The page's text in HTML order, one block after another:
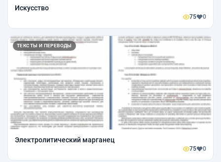
Искусство
75 0
ТЕКСТЫ И ПЕРЕВОДЫ
Электролитический марганец
75 0